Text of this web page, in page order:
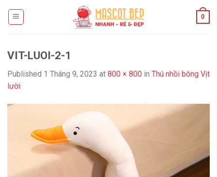
0
VIT-LUOI-2-1
Published 1 Tháng 9, 2023 at 800 × 800 in Thú nhồi bông Vịt
lười